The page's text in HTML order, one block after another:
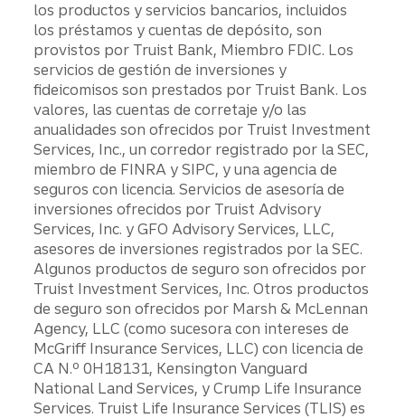
los productos y servicios bancarios, incluidos
los préstamos y cuentas de depósito, son
provistos por Truist Bank, Miembro FDIC. Los
servicios de gestión de inversiones y
fideicomisos son prestados por Truist Bank. Los
valores, las cuentas de corretaje y/o las
anualidades son ofrecidos por Truist Investment
Services, Inc., un corredor registrado por la SEC,
miembro de FINRA y SIPC, y una agencia de
seguros con licencia. Servicios de asesoría de
inversiones ofrecidos por Truist Advisory
Services, Inc. y GFO Advisory Services, LLC,
asesores de inversiones registrados por la SEC.
Algunos productos de seguro son ofrecidos por
Truist Investment Services, Inc. Otros productos
de seguro son ofrecidos por Marsh & McLennan
Agency, LLC (como sucesora con intereses de
McGriff Insurance Services, LLC) con licencia de
CA N.º 0H18131, Kensington Vanguard
National Land Services, y Crump Life Insurance
Services. Truist Life Insurance Services (TLIS) es